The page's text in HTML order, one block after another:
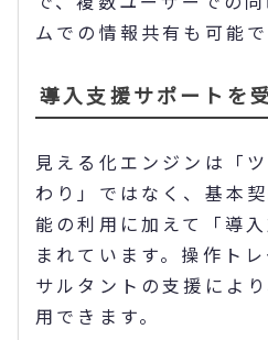
ムでの情報共有も可能で
導入支援サポートを
見える化エンジンは「
わり」ではなく、基本
能の利用に加えて「導
まれています。操作ト
サルタントの支援によ
用できます。